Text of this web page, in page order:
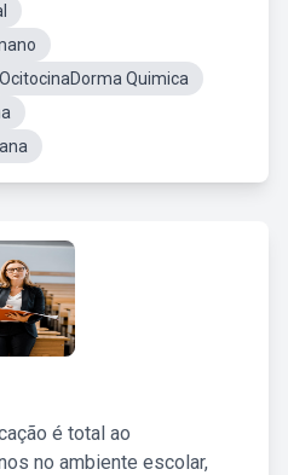
OcitocinaDorma Quimica
é total ao
no ambiente escolar,